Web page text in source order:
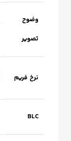
وضوح
تصویر
نرخ فریم
BLC